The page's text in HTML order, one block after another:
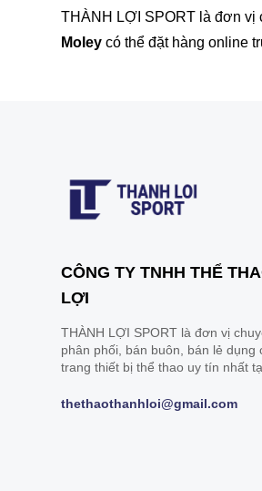
THÀNH LỢI SPORT là đơn vị
Moley có thể đặt hàng online
CÔNG TY TNHH THỂ
LỢI
THÀNH LỢI SPORT là đơn vị
phân phối, bán buôn, bán lẻ dụng
trang thiết bị thể thao uy tín nhất
thethaothanhloi@gmail.com